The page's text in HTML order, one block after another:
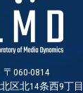
〒060-0814
区北14条西9丁目